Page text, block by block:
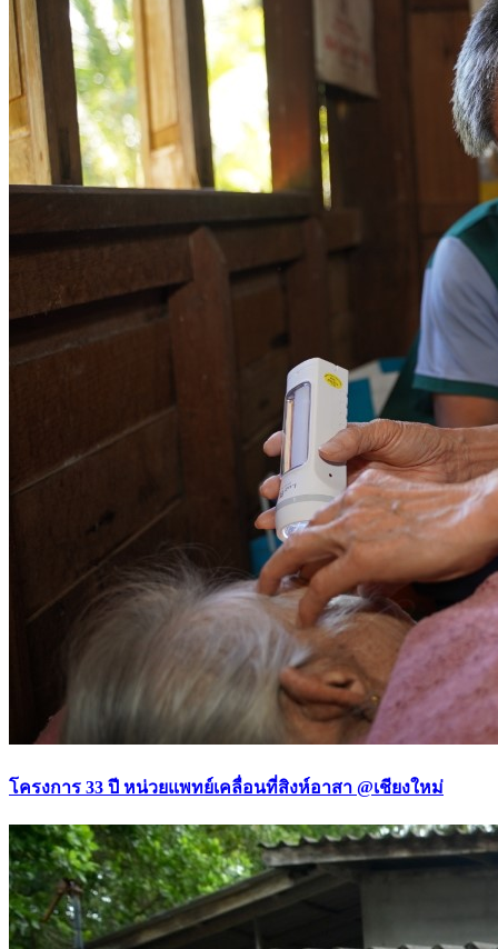
โครงการ 33 ปี หน่วยแพทย์เคลื่อนที่สิงห์อาสา @เชียงใหม่